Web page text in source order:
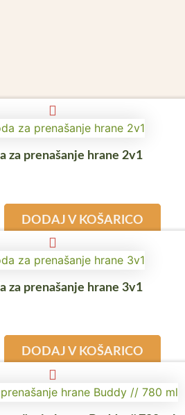
za prenašanje hrane 2v1
DODAJ V KOŠARICO
za prenašanje hrane 3v1
DODAJ V KOŠARICO